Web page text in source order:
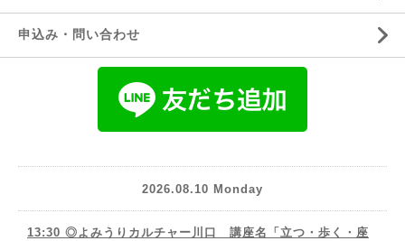
申込み・問い合わせ
2026.08.10 Monday
13:30 ◎よみうりカルチャー川口 講座名「立つ・歩く・座